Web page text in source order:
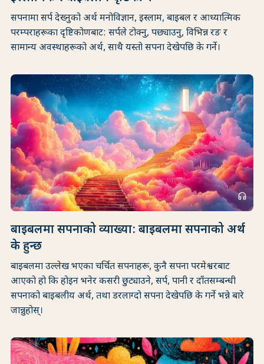
सपनामा सर्प देख्नुको अर्थ मनोविज्ञान, इस्लाम, बाइबल र आध्यात्मिक
परम्पराहरूका दृष्टिकोणबाट: सर्पले टोक्नु, पछ्याउनु, विभिन्न रङ र
सामान्य अवस्थाहरूको अर्थ, साथै यस्तो सपना देखेपछि के गर्ने।
headphones
बाइबलमा सपनाको व्याख्या: बाइबलमा सपनाको अर्थ
के हुन्छ
बाइबलमा उल्लेख भएका चर्चित सपनाहरू, कुनै सपना परमेश्वरबाट
आएको हो कि होइन भनेर कसरी छुट्याउने, सर्प, पानी र दाँतसम्बन्धी
सपनाको बाइबलीय अर्थ, तथा डरलाग्दो सपना देखेपछि के गर्ने भन्ने बारे
जान्नुहोस्।